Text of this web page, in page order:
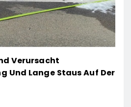
Verursacht
Und Lange Staus Auf Der